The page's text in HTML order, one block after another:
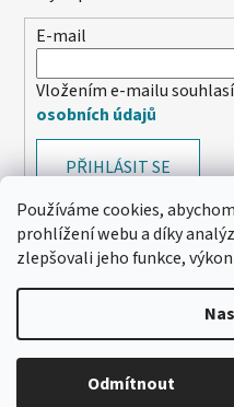
Používáme cookies,
prohlížení webu a díky
zlepšovali jeho funkce,
Odmítnout
🔴 Parfémy a
E-mail
Vložením e-mailu
osobních údajů
PŘIHLÁSIT SE